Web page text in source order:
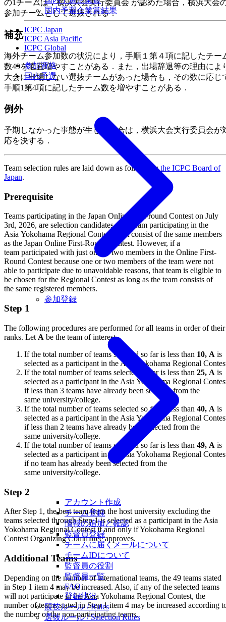
国内予選企業賞結果
ICPC Japan
ICPC Asia Pacific
ICPC Global
参加資格
国内予選
参加登録
アカウント作成
チーム登録
情報の追加と確認
監督員登録
チームに届くメールについて
チームIDについて
監督員の役割
監督員一覧
FAQ
登録状況
競技ルール / Rules
選抜ルール / Selection Rules
の1チームは，横浜大会実行委員会 が認めた場合，横浜大会
参加チームとして選抜される．
補充
海外チーム参加数の状況により，手順１第４項に記したチー
数49を適宜増やすことがある．また，出場辞退等の理由によ
大会に出場しない選抜チームがあった場合も，その数に応じ
手順1第4項に記したチーム数を増やすことがある．
例外
予期しなかった事態が生じた場合は，横浜大会実行委員会が
応を決する．
Team selection rules are laid down as follows bythe ICPC Board of
Japan.
Prerequisite
Teams participating in the Japan Online First-round Contest on July
3rd, 2026, are selection candidates. The team participating in the
Asia Yokohama Regional Contest must consist of the same members
as the Japan Online First-Round Contest. However, if a
team participated with just one or two members in the Online First-
Round Contest because one or two members of the team were not
able to participate due to unavoidable reasons, that team is eligible to
be chosen for the Regional Contest as long as the team consists of
the same registered members.
Step 1
The following procedures are performed for all teams in order of their
ranks. Let A be the team of interest.
If the total number of teams selected so far is less than 10, A is
selected as a participant in the Asia Yokohama Regional
If the total number of teams selected so far is less than 25, A is
selected as a participant in the Asia Yokohama Regional
if less than 3 teams have already been selected from the
same university/college.
If the total number of teams selected so far is less than 40, A is
selected as a participant in the Asia Yokohama Regional
if less than 2 teams have already been selected from the
same university/college.
If the total number of teams selected so far is less than 49, A is
selected as a participant in the Asia Yokohama Regional
if no team has already been selected from the
same university/college.
Step 2
After Step 1, the best team from the host university excluding the
teams selected through Step 1 is selected as a participant in the Asia
Yokohama Regional Contest if and only if Yokohama Regional
Contest Organizing Committee approves.
Additional Teams
Depending on the number of international teams, the 49 teams stated
in Step 1 item 4 may be increased. Also, if any of the selected teams
will not participate in the Asia Yokohama Regional Contest, the
number of teams stated in Step 1 item 4 may be increased according
the number of the non-participating teams.